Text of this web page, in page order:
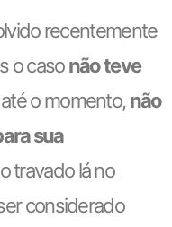
recentemente
o casonão teve
o momento,não
sua
travado lá no
considerado